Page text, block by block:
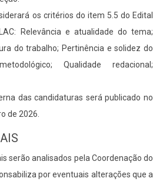
os critérios do item 5.5 do Edital
Relevância e atualidade do tema;
do trabalho; Pertinência e solidez do
Qualidade redacional;
das candidaturas será publicado no
de 2026.
serão analisados pela Coordenação do
por eventuais alterações que a